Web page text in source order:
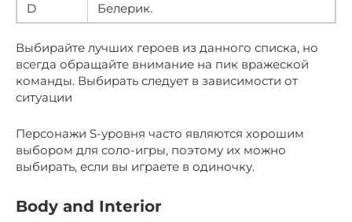
D
Белерик.
Выбирайте лучших героев из данного списка, но
всегда обращайте внимание на пик вражеской
команды. Выбирать следует в зависимости от
ситуации
Персонажи S-уровня часто являются хорошим
выбором для соло-игры, поэтому их можно
выбирать, если вы играете в одиночку.
Body and Interior